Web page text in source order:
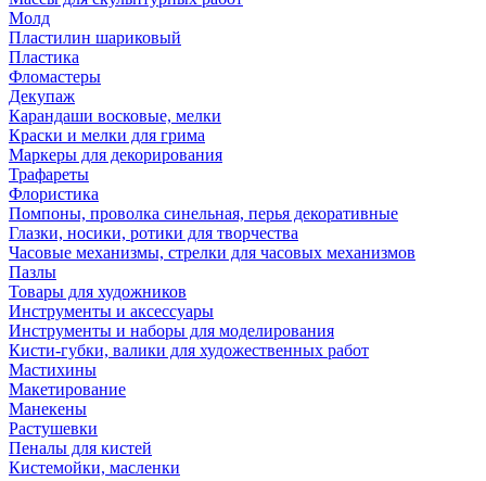
Молд
Пластилин шариковый
Пластика
Фломастеры
Декупаж
Карандаши восковые, мелки
Краски и мелки для грима
Маркеры для декорирования
Трафареты
Флористика
Помпоны, проволка синельная, перья декоративные
Глазки, носики, ротики для творчества
Часовые механизмы, стрелки для часовых механизмов
Пазлы
Товары для художников
Инструменты и аксессуары
Инструменты и наборы для моделирования
Кисти-губки, валики для художественных работ
Мастихины
Макетирование
Манекены
Растушевки
Пеналы для кистей
Кистемойки, масленки